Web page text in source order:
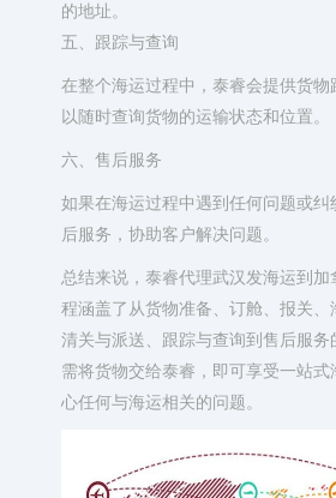
的地址。
五、跟踪与查询
在整个海运过程中，泰睿会提供货
以随时查询货物的运输状态和位置。
六、售后服务
如果在海运过程中遇到任何问题或纠
后服务，协助客户解决问题。
总结来说，泰睿代理武汉发海运到
程涵盖了从货物准备、订舱、报关、
清关与派送、跟踪与查询到售后服务
需将货物交给泰睿，即可享受一站式
心任何与海运相关的问题。